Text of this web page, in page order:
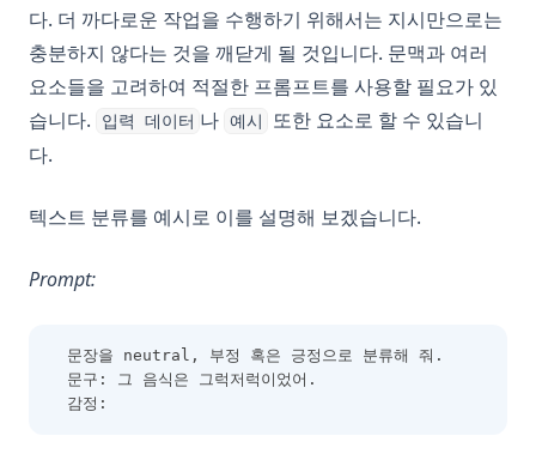
다. 더 까다로운 작업을 수행하기 위해서는 지시만으로는
충분하지 않다는 것을 깨닫게 될 것입니다. 문맥과 여러
요소들을 고려하여 적절한 프롬프트를 사용할 필요가 있
습니다.
입력 데이터 나 예시
또한 요소로 할 수 있습니
다.
텍스트 분류를 예시로 이를 설명해 보겠습니다.
Prompt:
문장을 neutral, 부정 혹은 긍정으로 분류해 줘.
문구: 그 음식은 그럭저럭이었어.
감정: